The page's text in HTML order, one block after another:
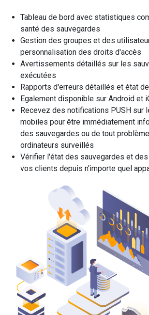
Tableau de bord avec statistiques
santé des sauvegardes
Gestion des groupes et des
personnalisation des droits d'accès
Avertissements détaillés sur les
exécutées
Rapports d'erreurs détaillés et état
Egalement disponible sur Android et
Recevez des notifications PUSH sur
mobiles pour être immédiatement
des sauvegardes ou de tout
ordinateurs surveillés
Vérifier l'état des sauvegardes et
vos clients depuis n'importe quel